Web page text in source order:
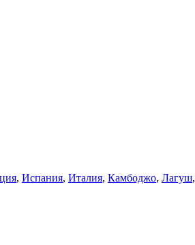
, Испания, Италия, Камбоджо, Лагуш,